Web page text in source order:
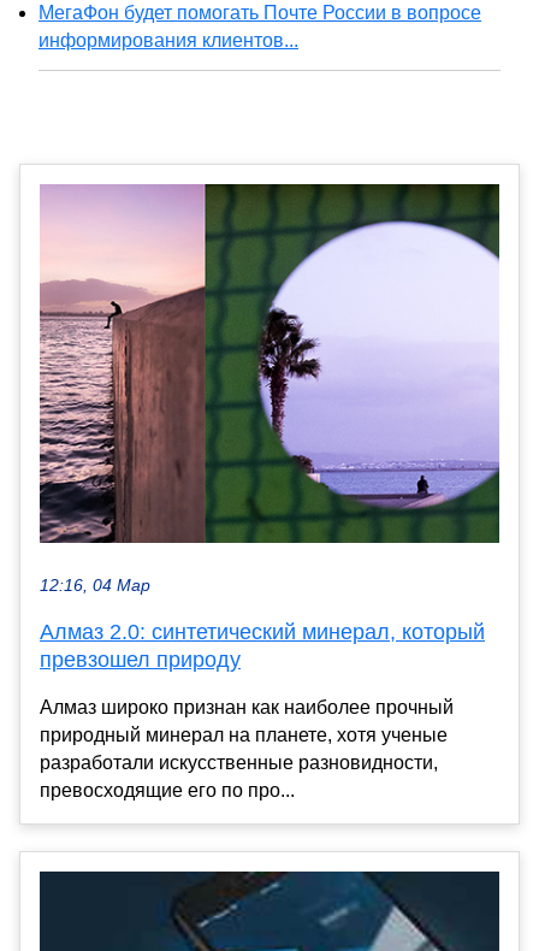
МегаФон будет помогать Почте России в вопросе
информирования клиентов...
12:16, 04 Мар
Алмаз 2.0: синтетический минерал, который
превзошел природу
Алмаз широко признан как наиболее прочный
природный минерал на планете, хотя ученые
разработали искусственные разновидности,
превосходящие его по про...